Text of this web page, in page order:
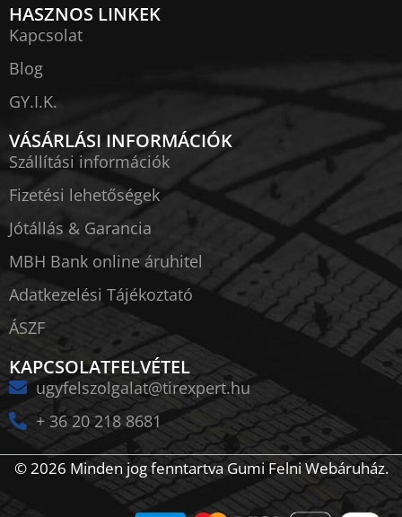
HASZNOS LINKEK
Kapcsolat
Blog
GY.I.K.
VÁSÁRLÁSI INFORMÁCIÓK
Szállítási információk
Fizetési lehetőségek
Jótállás & Garancia
MBH Bank online áruhitel
Adatkezelési Tájékoztató
ÁSZF
KAPCSOLATFELVÉTEL
ugyfelszolgalat@tirexpert.hu
+ 36 20 218 8681
© 2026 Minden jog fenntartva Gumi Felni Webáruház.